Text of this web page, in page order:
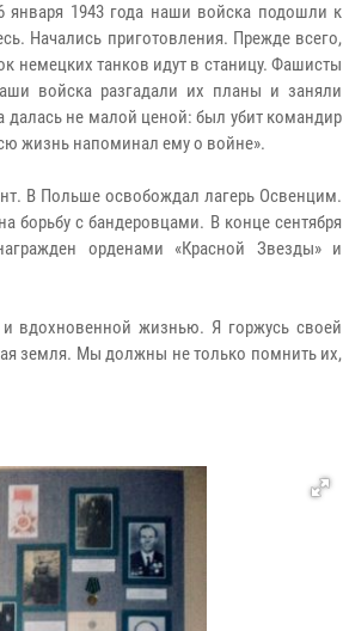
1943 года наши войска подошли к
Начались приготовления. Прежде всего,
немецких танков идут в станицу. Фашисты
войска разгадали их планы и заняли
не малой ценой: был убит командир
жизнь напоминал ему о войне».
В Польше освобождал лагерь Освенцим.
борьбу с бандеровцами. В конце сентября
орденами «Красной Звезды» и
вдохновенной жизнью. Я горжусь своей
земля. Мы должны не только помнить их,